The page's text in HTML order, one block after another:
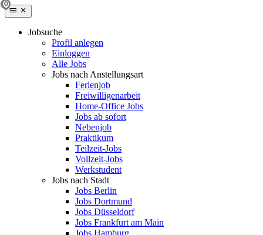
Jobsuche
Profil anlegen
Einloggen
Alle Jobs
Jobs nach Anstellungsart
Ferienjob
Freiwilligenarbeit
Home-Office Jobs
Jobs ab sofort
Nebenjob
Praktikum
Teilzeit-Jobs
Vollzeit-Jobs
Werkstudent
Jobs nach Stadt
Jobs Berlin
Jobs Dortmund
Jobs Düsseldorf
Jobs Frankfurt am Main
Jobs Hamburg